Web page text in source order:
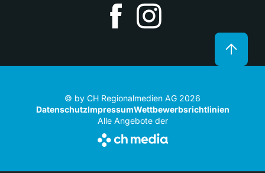
© by CH Regionalmedien AG 2026
DatenschutzImpressumWettbewerbsrichtlinien
Alle Angebote der